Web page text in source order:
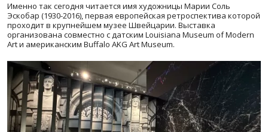
Именно так сегодня читается имя художницы Марии Соль
Эскобар (1930-2016), первая европейская ретроспектива которой
проходит в крупнейшем музее Швейцарии. Выставка
организована совместно с датским Louisiana Museum of Modern
Art и американским Buffalo AKG Art Museum.